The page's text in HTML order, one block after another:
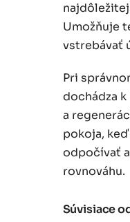
Umožňuje
vstrebávať
Pri
dochádza
a
pokoja,
odpočívať
rovnováhu.
Súvisiace